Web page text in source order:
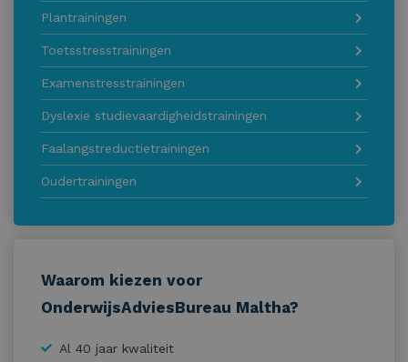
Plantrainingen
Toetsstresstrainingen
Examenstresstrainingen
Dyslexie studievaardigheidstrainingen
Faalangstreductietrainingen
Oudertrainingen
Waarom kiezen voor
OnderwijsAdviesBureau Maltha?
Al 40 jaar kwaliteit